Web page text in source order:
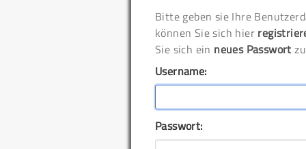
Bitte geben sie Ihre
können Sie sich hier
Sie sich ein neues Passwort
Username:
Passwort: